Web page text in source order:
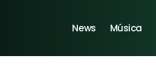
News Música